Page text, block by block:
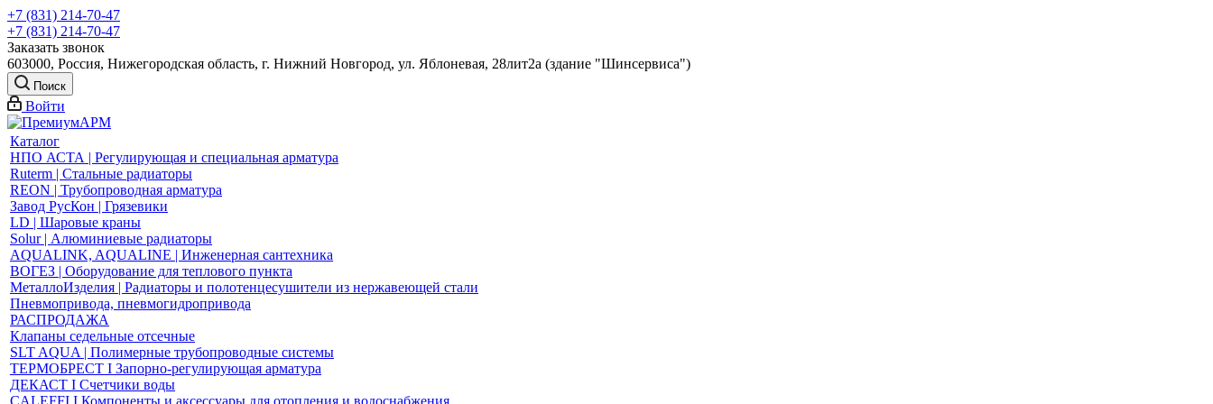
+7 (831) 214-70-47
+7 (831) 214-70-47
Заказать звонок
603000, Россия, Нижегородская область, г. Нижний Новгород, ул. Яблоневая, 28лит2а (здание "Шинсервиса")
Поиск
Войти
Каталог
НПО АСТА | Регулирующая и специальная арматура
Ruterm | Стальные радиаторы
REON | Трубопроводная арматура
Завод РусКон | Грязевики
LD | Шаровые краны
Solur | Алюминиевые радиаторы
AQUALINK, AQUALINE | Инженерная сантехника
ВОГЕЗ | Оборудование для теплового пункта
МеталлоИзделия | Радиаторы и полотенцесушители из нержавеющей стали
Пневмопривода, пневмогидропривода
РАСПРОДАЖА
Клапаны седельные отсечные
SLT AQUA | Полимерные трубопроводные системы
ТЕРМОБРЕСТ І Запорно-регулирующая арматура
ДЕКАСТ І Счетчики воды
CALEFFI І Компоненты и аксессуары для отопления и водоснабжения